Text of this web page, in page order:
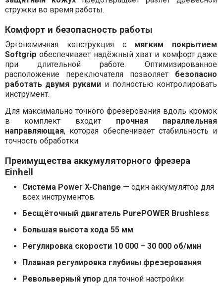
стружки во время работы.
Комфорт и безопасность работы
Эргономичная конструкция с мягким покрытием
Softgrip обеспечивает надёжный хват и комфорт даже
при длительной работе. Оптимизированное
расположение переключателя позволяет безопасно
работать двумя руками и полностью контролировать
инструмент.
Для максимально точного фрезерования вдоль кромок
в комплект входит прочная параллельная
направляющая, которая обеспечивает стабильность и
точность обработки.
Преимущества аккумуляторного фрезера
Einhell
Система Power X-Change — один аккумулятор для
всех инструментов
Бесщёточный двигатель PurePOWER Brushless
Большая высота хода 55 мм
Регулировка скорости 10 000 – 30 000 об/мин
Плавная регулировка глубины фрезерования
Револьверный упор для точной настройки